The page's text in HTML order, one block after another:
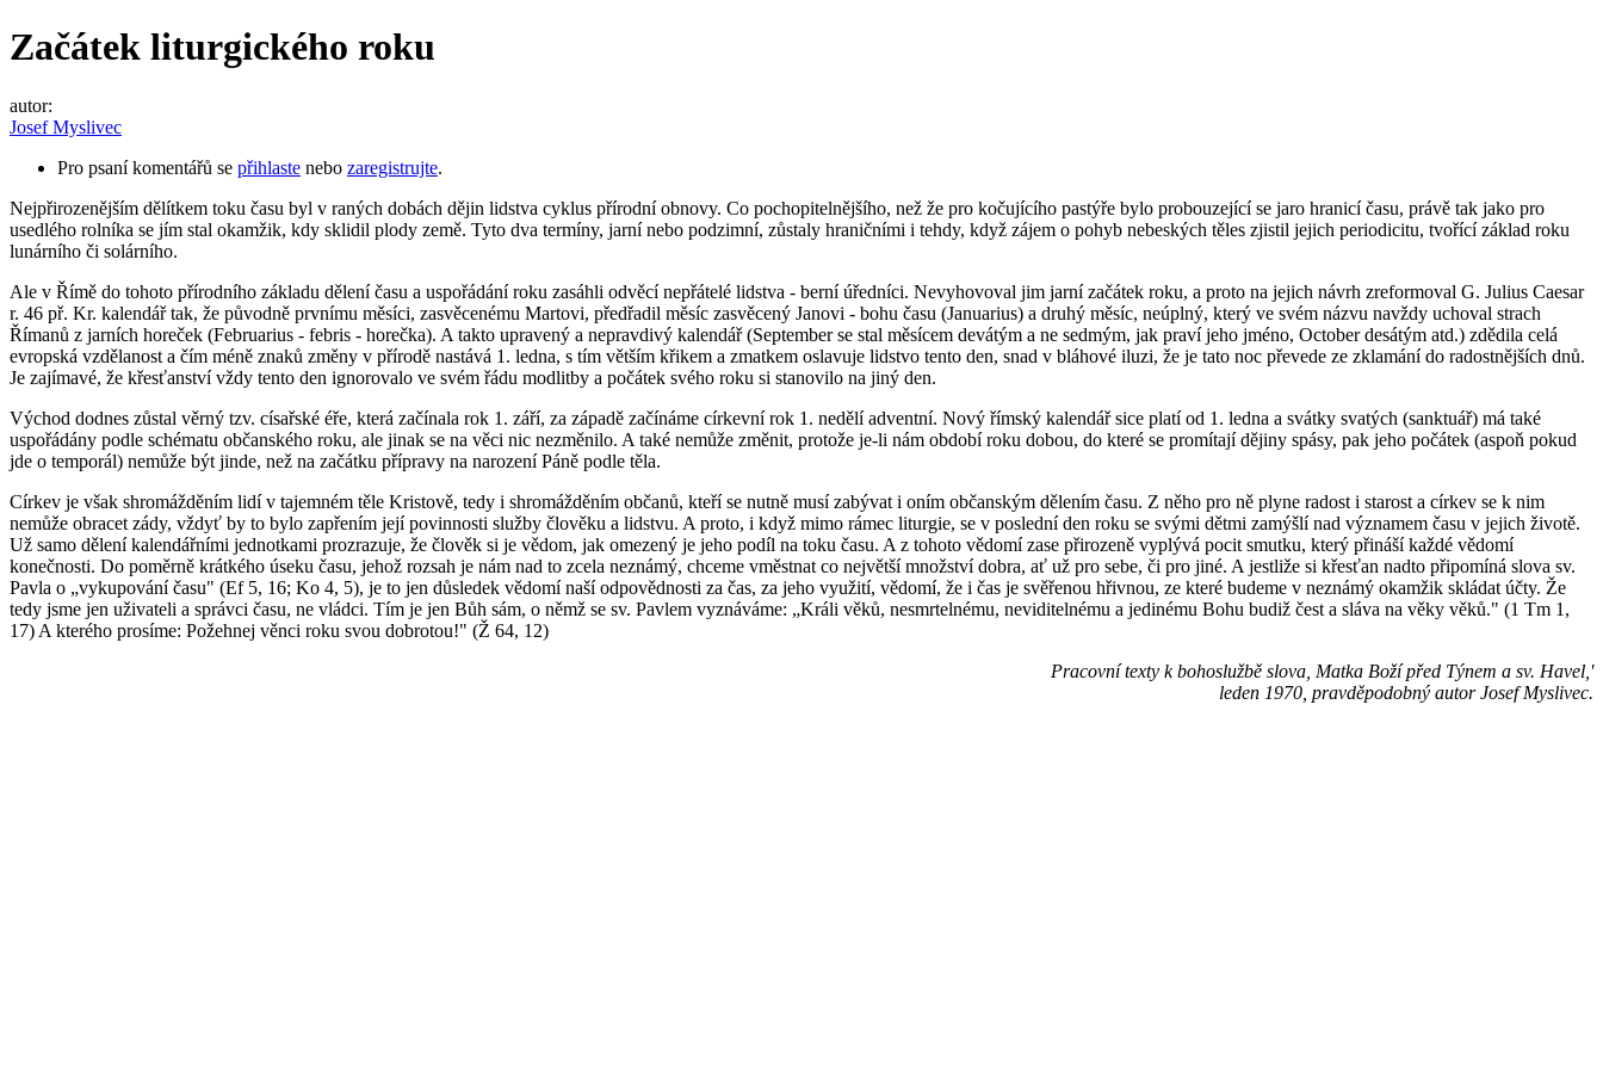
Začátek liturgického roku
autor:
Josef Myslivec
Pro psaní komentářů se přihlaste nebo zaregistrujte.
Nejpřirozenějším dělítkem toku času byl v raných dobách dějin lidstva cyklus přírodní obnovy. Co pochopitelnějšího, než že pro kočujícího pastýře bylo probouzející se jaro hranicí času, právě tak jako pro
usedlého rolníka se jím stal okamžik, kdy sklidil plody země. Tyto dva termíny, jarní nebo podzimní, zůstaly hraničními i tehdy, když zájem o pohyb nebeských těles zjistil jejich periodicitu, tvořící základ roku
lunárního či solárního.
Ale v Římě do tohoto přírodního základu dělení času a uspořádání roku zasáhli odvěcí nepřátelé lidstva - berní úředníci. Nevyhovoval jim jarní začátek roku, a proto na jejich návrh zreformoval G. Julius Caesar
r. 46 př. Kr. kalendář tak, že původně prvnímu měsíci, zasvěcenému Martovi, předřadil měsíc zasvěcený Janovi - bohu času (Januarius) a druhý měsíc, neúplný, který ve svém názvu navždy uchoval strach
Římanů z jarních horeček (Februarius - febris - horečka). A takto upravený a nepravdivý kalendář (September se stal měsícem devátým a ne sedmým, jak praví jeho jméno, October desátým atd.) zdědila celá
evropská vzdělanost a čím méně znaků změny v přírodě nastává 1. ledna, s tím větším křikem a zmatkem oslavuje lidstvo tento den, snad v bláhové iluzi, že je tato noc převede ze zklamání do radostnějších dnů.
Je zajímavé, že křesťanství vždy tento den ignorovalo ve svém řádu modlitby a počátek svého roku si stanovilo na jiný den.
Východ dodnes zůstal věrný tzv. císařské éře, která začínala rok 1. září, za západě začínáme církevní rok 1. nedělí adventní. Nový římský kalendář sice platí od 1. ledna a svátky svatých (sanktuář) má také
uspořádány podle schématu občanského roku, ale jinak se na věci nic nezměnilo. A také nemůže změnit, protože je-li nám období roku dobou, do které se promítají dějiny spásy, pak jeho počátek (aspoň pokud
jde o temporál) nemůže být jinde, než na začátku přípravy na narození Páně podle těla.
Církev je však shromážděním lidí v tajemném těle Kristově, tedy i shromážděním občanů, kteří se nutně musí zabývat i oním občanským dělením času. Z něho pro ně plyne radost i starost a církev se k nim
nemůže obracet zády, vždyť by to bylo zapřením její povinnosti služby člověku a lidstvu. A proto, i když mimo rámec liturgie, se v poslední den roku se svými dětmi zamýšlí nad významem času v jejich životě.
Už samo dělení kalendářními jednotkami prozrazuje, že člověk si je vědom, jak omezený je jeho podíl na toku času. A z tohoto vědomí zase přirozeně vyplývá pocit smutku, který přináší každé vědomí
konečnosti. Do poměrně krátkého úseku času, jehož rozsah je nám nad to zcela neznámý, chceme vměstnat co největší množství dobra, ať už pro sebe, či pro jiné. A jestliže si křesťan nadto připomíná slova sv.
Pavla o „vykupování času" (Ef 5, 16; Ko 4, 5), je to jen důsledek vědomí naší odpovědnosti za čas, za jeho využití, vědomí, že i čas je svěřenou hřivnou, ze které budeme v neznámý okamžik skládat účty. Že
tedy jsme jen uživateli a správci času, ne vládci. Tím je jen Bůh sám, o němž se sv. Pavlem vyznáváme: „Králi věků, nesmrtelnému, neviditelnému a jedinému Bohu budiž čest a sláva na věky věků." (1 Tm 1,
17) A kterého prosíme: Požehnej věnci roku svou dobrotou!" (Ž 64, 12)
Pracovní texty k bohoslužbě slova, Matka Boží před Týnem a sv. Havel,'
leden 1970, pravděpodobný autor Josef Myslivec.